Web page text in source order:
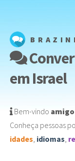
em Israel
Bem-vindo amigo
Conheça pessoas
idades idiomas